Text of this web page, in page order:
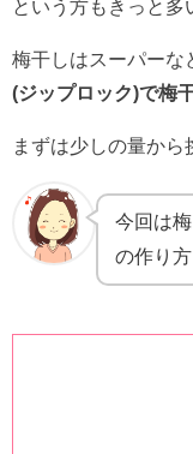
という方もきっと多
梅干しはスーパーな
(ジップロック)で梅
まずは少しの量から
今回は
の作り